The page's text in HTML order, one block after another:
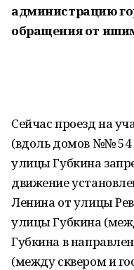
администрацию
обращения от
Сейчас проезд на
(вдоль домов №№ 54
улицы Губкина
движение
Ленина от улицы
улицы Губкина
Губкина в
(между сквером и